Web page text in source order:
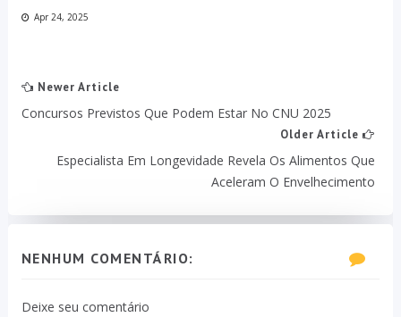
Apr 24, 2025
Newer Article
Concursos Previstos Que Podem Estar No CNU 2025
Older Article
Especialista Em Longevidade Revela Os Alimentos Que
Aceleram O Envelhecimento
NENHUM COMENTÁRIO:
Deixe seu comentário